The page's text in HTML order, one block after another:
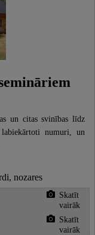
un citas svinības līdz
numuri, un
nozares
Skatīt
vairāk
Skatīt
vairāk